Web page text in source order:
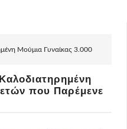
Μούμια Γυναίκας 3.000
που Παρέμενε